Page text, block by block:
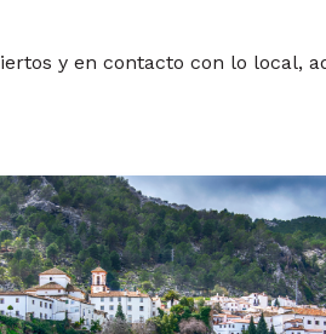
y en contacto con lo local,